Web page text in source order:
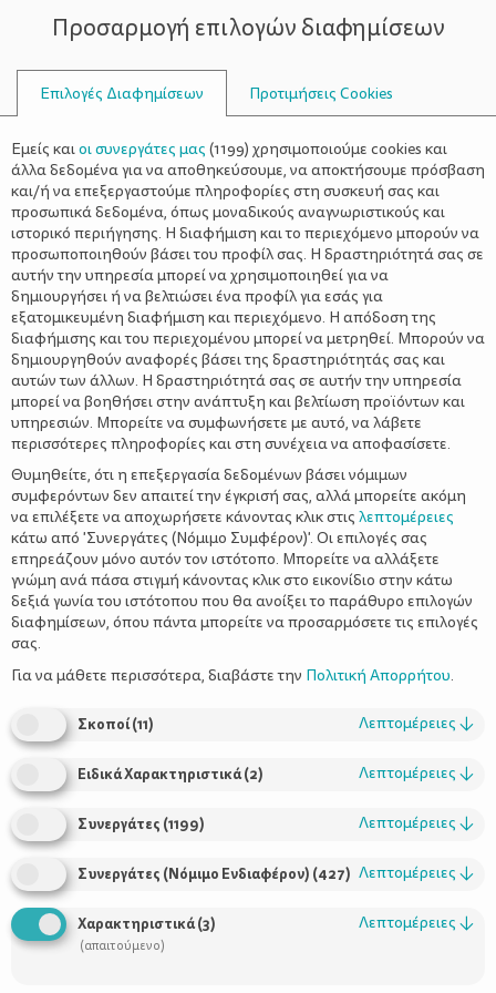
ΣΥΜΒΟΥΛΟΙ
ΒΙΒΛΊΑ ΓΙΑ ΠΑΙΔΙΆ 5 ΕΤΏΝ
Το βιβλίο του μήνα: «Ζογκ»
Χρήσιμοι Σύνδεσμοι
Τι είναι το ΔΕΛΤΑ moms
Προσαρμογή επιλογών διαφημίσεων
Επιλογές Διαφημίσεων Προτιμήσεις Cookies
Εμείς καιοι συνεργάτες μας (1199) χρησιμοποιούμε cookies και
άλλα δεδομένα για να αποθηκεύσουμε, να αποκτήσουμε πρόσβαση
και/ή να επεξεργαστούμε πληροφορίες στη συσκευή σας και
προσωπικά δεδομένα, όπως μοναδικούς αναγνωριστικούς και
ιστορικό περιήγησης. Η διαφήμιση και το περιεχόμενο μπορούν να
προσωποποιηθούν βάσει του προφίλ σας. Η δραστηριότητά σας σε
αυτήν την υπηρεσία μπορεί να χρησιμοποιηθεί για να
δημιουργήσει ή να βελτιώσει ένα προφίλ για εσάς για
εξατομικευμένη διαφήμιση και περιεχόμενο. Η απόδοση της
διαφήμισης και του περιεχομένου μπορεί να μετρηθεί. Μπορούν να
δημιουργηθούν αναφορές βάσει της δραστηριότητάς σας και
αυτών των άλλων. Η δραστηριότητά σας σε αυτήν την υπηρεσία
μπορεί να βοηθήσει στην ανάπτυξη και βελτίωση προϊόντων και
υπηρεσιών. Μπορείτε να συμφωνήσετε με αυτό, να λάβετε
περισσότερες πληροφορίες και στη συνέχεια να αποφασίσετε.
Θυμηθείτε, ότι η επεξεργασία δεδομένων βάσει νόμιμων
συμφερόντων δεν απαιτεί την έγκρισή σας, αλλά μπορείτε ακόμη
να επιλέξετε να αποχωρήσετε κάνοντας κλικ στις λεπτομέρειες
κάτω από 'Συνεργάτες (Νόμιμο Συμφέρον)'. Οι επιλογές σας
επηρεάζουν μόνο αυτόν τον ιστότοπο. Μπορείτε να αλλάξετε
γνώμη ανά πάσα στιγμή κάνοντας κλικ στο εικονίδιο στην κάτω
δεξιά γωνία του ιστότοπου που θα ανοίξει το παράθυρο επιλογών
διαφημίσεων, όπου πάντα μπορείτε να προσαρμόσετε τις επιλογές
σας.
Για να μάθετε περισσότερα, διαβάστε την Πολιτική Απορρήτου.
Σκοποί(11) Λεπτομέρειες ↓
Ειδικά Χαρακτηριστικά(2) Λεπτομέρειες ↓
Συνεργάτες (1199) Λεπτομέρειες ↓
Συνεργάτες (Νόμιμο Ενδιαφέρον) (427) Λεπτομέρειες ↓
Χαρακτηριστικά(3)
(απαιτούμενο)
Λεπτομέρειες ↓